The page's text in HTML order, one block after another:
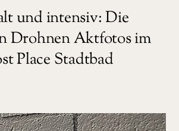
und intensiv: Die
Drohnen Aktfotos im
Place Stadtbad